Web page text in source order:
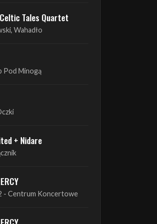
Pod Minogą
+ Nidare
- Centrum Koncertowe